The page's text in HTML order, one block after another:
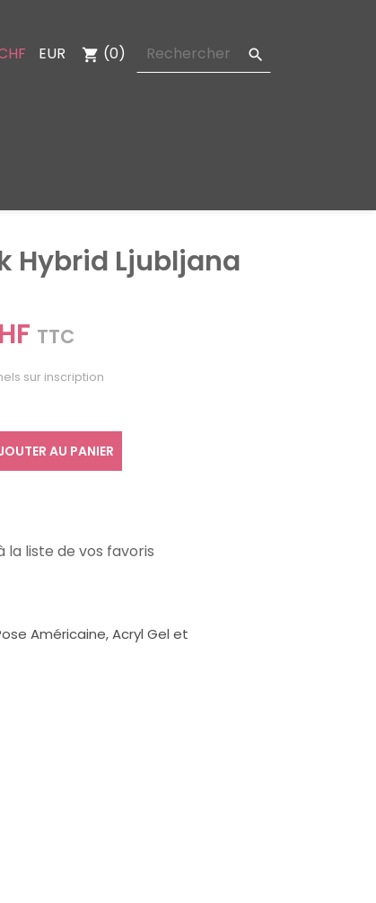
EUR shopping_cart (0) 
Hybrid Ljubljana
TTC
sur inscription
AU PANIER
la liste de vos favoris
Américaine, Acryl Gel et